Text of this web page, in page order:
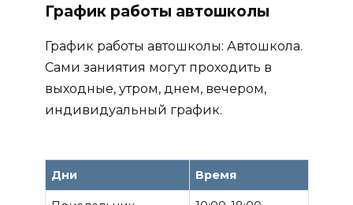
График работы автошколы
График работы автошколы: Автошкола.
Сами заниятия могут проходить в
выходные, утром, днем, вечером,
индивидуальный график.
Дни Время